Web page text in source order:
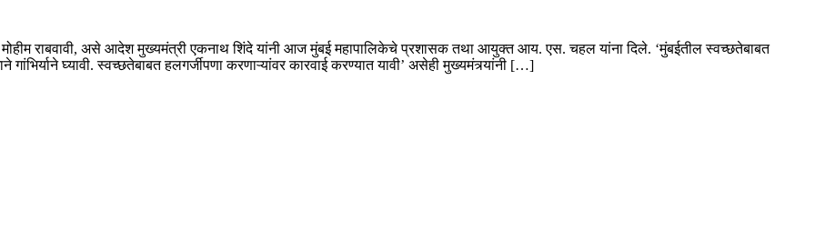
राबवावी, असे आदेश मुख्यमंत्री एकनाथ शिंदे यांनी आज मुंबई महापालिकेचे प्रशासक तथा आयुक्त आय. एस. चहल यांना दिले. ‘मुंबईतील स्वच्छतेबाबत
घ्यावी. स्वच्छतेबाबत हलगर्जीपणा करणाऱ्यांवर कारवाई करण्यात यावी’ असेही मुख्यमंत्र्यांनी […]